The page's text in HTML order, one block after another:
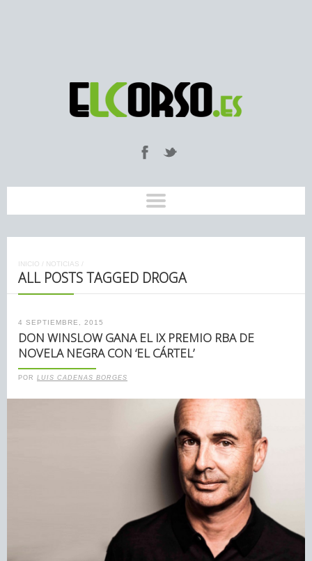
INICIO / NOTICIAS /
ALL POSTS TAGGED DROGA
4 SEPTIEMBRE, 2015
DON WINSLOW GANA EL IX PREMIO RBA DE
NOVELA NEGRA CON ‘EL CÁRTEL’
POR LUIS CADENAS BORGES